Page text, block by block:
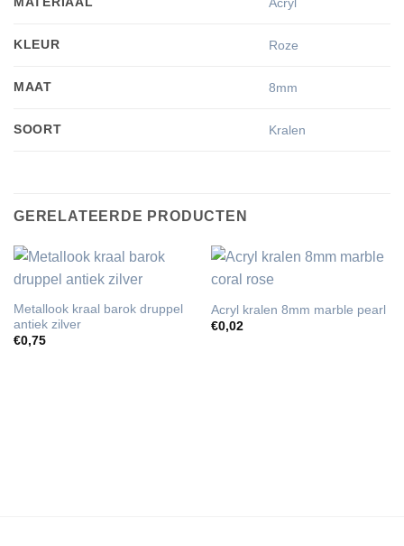
KLEUR Roze
MAAT 8mm
SOORT Kralen
GERELATEERDE PRODUCTEN
Metallook kraal barok druppel
antiek zilver
€0,75
Acryl kralen 8mm marble pearl
€0,02